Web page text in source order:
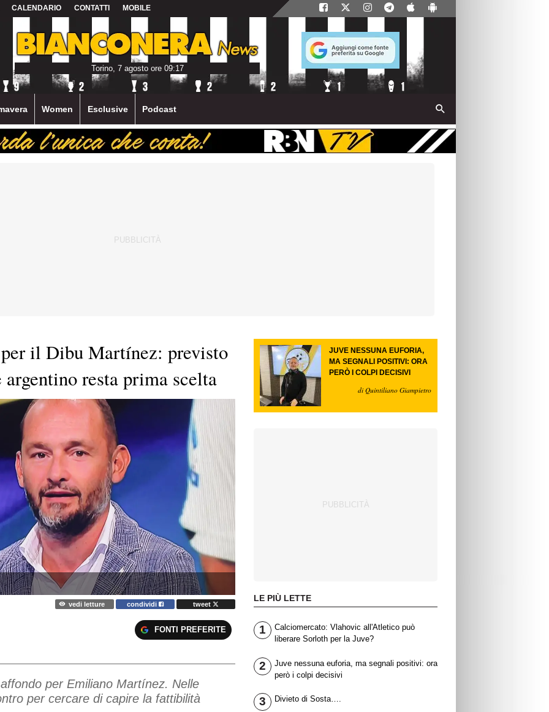
CALENDARIO CONTATTI MOBILE
Torino, 7 agosto ore 09:17
Women Esclusive Podcast
il Dibu Martínez: previsto
resta prima scelta
vedi letture condividi
tweet
FONTI PREFERITE
per Emiliano Martínez. Nelle
per cercare di capire la fattibilità
JUVE NESSUNA EUFORIA,
MA SEGNALI POSITIVI: ORA
PERÒ I COLPI DECISIVI
di Quintiliano Giampietro
LE PIÙ LETTE
1
Calciomercato: Vlahovic all'Atletico può
liberare Sorloth per la Juve?
2
Juve nessuna euforia, ma segnali positivi: ora
però i colpi decisivi
3 Divieto di Sosta….